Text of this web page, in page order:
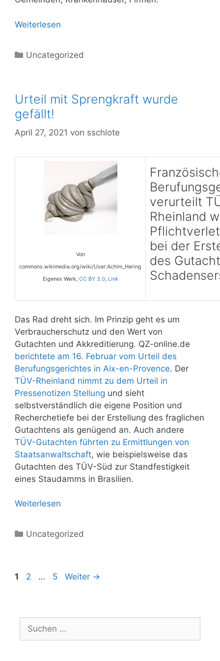
Weiterlesen
Kategorien
Uncategorized
Urteil mit Sprengkraft wurde
gefällt!
April 27, 2021 von sschlote
Von
commons.wikimedia.org/wiki/User:Achim_Hering
Eigenes Werk, CC BY 3.0, Link
verurteilt
Rheinland
bei der
des
Das Rad dreht sich. Im Prinzip geht es um
Verbraucherschutz und den Wert von
Gutachten und Akkreditierung. QZ-online.de
berichtete am 16. Februar vom Urteil des
Berufungsgerichtes in Aix-en-Provence. Der
TÜV-Rheinland nimmt zu dem Urteil in
Pressenotizen Stellung und sieht
selbstverständlich die eigene Position und
Recherchetiefe bei der Erstellung des fraglichen
Gutachtens als genügend an. Auch andere
TÜV-Gutachten führten zu Ermittlungen von
Staatsanwaltschaft, wie beispielsweise das
Gutachten des TÜV-Süd zur Standfestigkeit
eines Staudamms in Brasilien.
Weiterlesen
Kategorien
Uncategorized
Seite
1 Seite
2 … Seite
5 Weiter →
Suchen
nach: